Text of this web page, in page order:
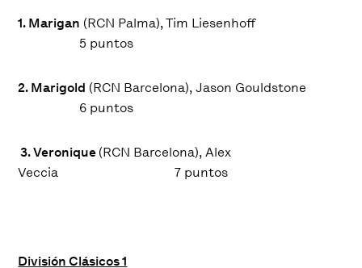
1. Marigan (RCN Palma), Tim Liesenhoff
5 puntos
2. Marigold (RCN Barcelona), Jason Gouldstone
6 puntos
3. Veronique(RCN Barcelona), Alex
Veccia7 puntos
División Clásicos 1